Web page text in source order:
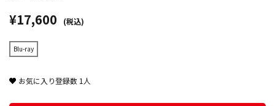
¥17,600 (税込)
Blu-ray
お気に入り登録数 1 人